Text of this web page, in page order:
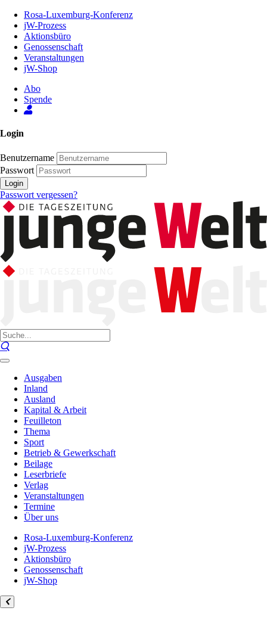
Inhalt
Seite
Rosa-Luxemburg-Konferenz
jW-Prozess
Aktionsbüro
Genossenschaft
Veranstaltungen
jW-Shop
Abo
Spende
Login
Benutzername
Passwort
Login
Passwort vergessen?
Ausgaben
Inland
Ausland
Kapital & Arbeit
Feuilleton
Thema
Sport
Betrieb & Gewerkschaft
Beilage
Leserbriefe
Verlag
Veranstaltungen
Termine
Über uns
Rosa-Luxemburg-Konferenz
jW-Prozess
Aktionsbüro
Genossenschaft
jW-Shop